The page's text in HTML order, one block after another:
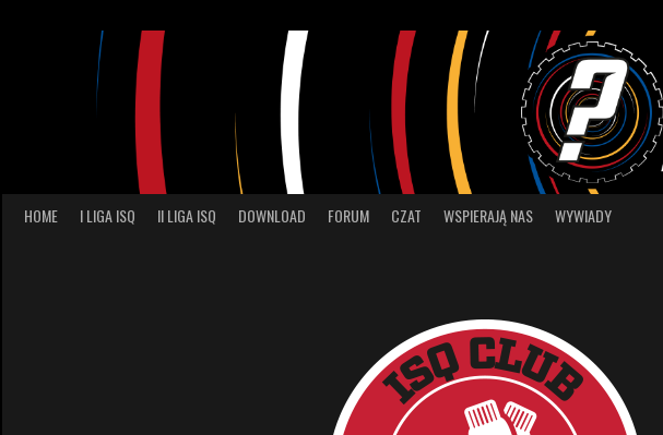
HOME I LIGA ISQ II LIGA ISQ DOWNLOAD FORUM CZAT WSPIERAJĄ NAS WYWIADY